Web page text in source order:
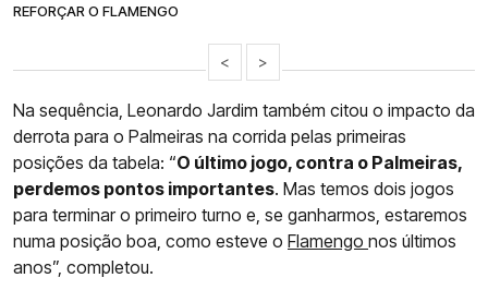
REFORÇAR O FLAMENGO
< >
Na sequência, Leonardo Jardim também citou o impacto da
derrota para o Palmeiras na corrida pelas primeiras
posições da tabela: “O último jogo, contra o Palmeiras,
perdemos pontos importantes. Mas temos dois jogos
para terminar o primeiro turno e, se ganharmos, estaremos
numa posição boa, como esteve o Flamengo nos últimos
anos”, completou.